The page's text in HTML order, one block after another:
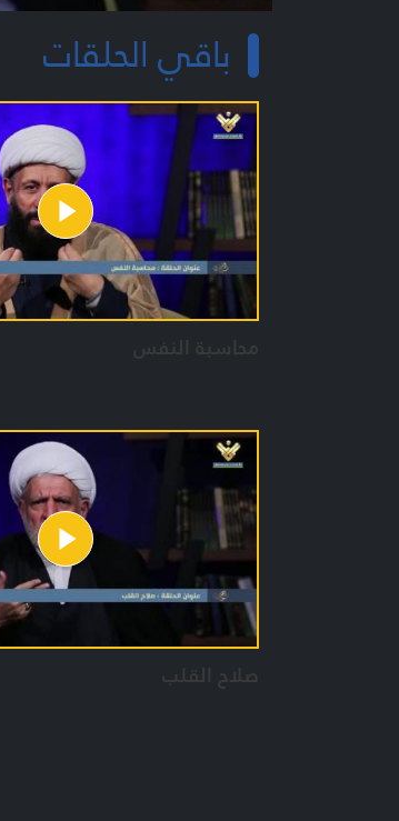
باقي الحلقات
محاسبة النفس
صلاح القلب